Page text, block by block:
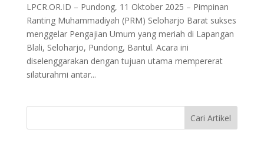
LPCR.OR.ID – Pundong, 11 Oktober 2025 – Pimpinan
Ranting Muhammadiyah (PRM) Seloharjo Barat sukses
menggelar Pengajian Umum yang meriah di Lapangan
Blali, Seloharjo, Pundong, Bantul. Acara ini
diselenggarakan dengan tujuan utama mempererat
silaturahmi antar...
Cari Artikel